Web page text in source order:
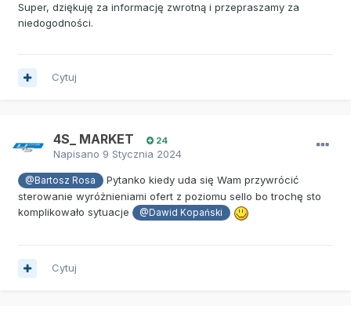
Super, dziękuję za informację zwrotną i przepraszamy za
niedogodności.
Cytuj
4S_ MARKET 24
Napisano 9 Stycznia 2024
@Bartosz Rosa
Pytanko kiedy uda się Wam przywrócić
sterowanie wyróżnieniami ofert z poziomu sello bo trochę sto
komplikowało sytuacje
@Dawid Kopański
Cytuj